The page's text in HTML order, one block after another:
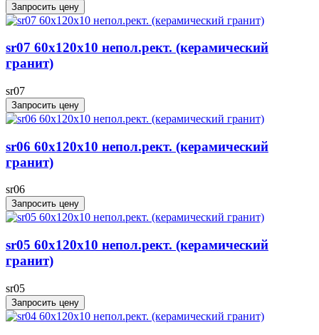
Запросить цену
sr07 60x120х10 непол.рект. (керамический
гранит)
sr07
Запросить цену
sr06 60x120х10 непол.рект. (керамический
гранит)
sr06
Запросить цену
sr05 60x120х10 непол.рект. (керамический
гранит)
sr05
Запросить цену